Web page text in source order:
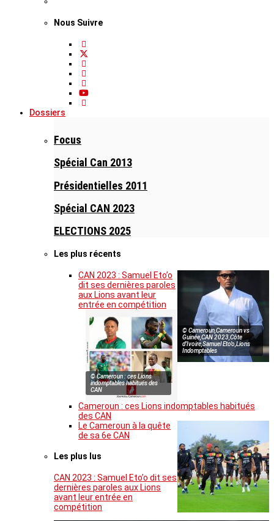
Nous Suivre
Dossiers
Focus
Spécial Can 2013
Présidentielles 2011
Spécial CAN 2023
ELECTIONS 2025
Les plus récents
© Cameroun,Cameroun vs
Guinée,CAN 2023,Côte
d’Ivoire,Samuel Eto’o,Lions
Indomptables
CAN 2023 : Samuel Eto’o
dit ses dernières paroles
aux Lions avant leur
entrée en compétition
© Cameroun : ces Lions
indomptables habitués des
CAN
Cameroun : ces Lions indomptables habitués
des CAN
Le Cameroun à la quête
de sa 6e CAN
Les plus lus
CAN 2023 : Samuel Eto’o dit ses
dernières paroles aux Lions
avant leur entrée en
compétition